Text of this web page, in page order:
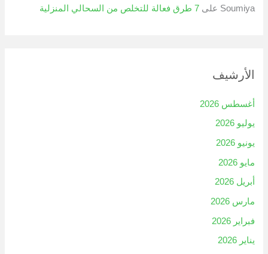
Soumiya على7 طرق فعالة للتخلص من السحالي المنزلية
الأرشيف
أغسطس 2026
يوليو 2026
يونيو 2026
مايو 2026
أبريل 2026
مارس 2026
فبراير 2026
يناير 2026